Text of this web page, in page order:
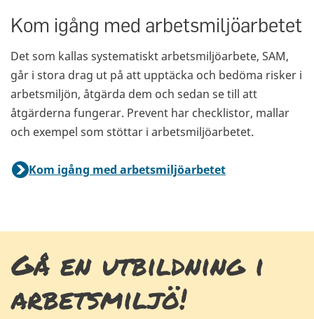
Kom igång med arbetsmiljöarbetet
Det som kallas systematiskt arbetsmiljöarbete, SAM,
går i stora drag ut på att upptäcka och bedöma risker i
arbetsmiljön, åtgärda dem och sedan se till att
åtgärderna fungerar. Prevent har checklistor, mallar
och exempel som stöttar i arbetsmiljöarbetet.
Kom igång med arbetsmiljöarbetet
Gå en utbildning i
arbetsmiljö!